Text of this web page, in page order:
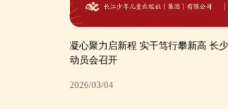
凝心聚力启新程 实干笃行攀新高 长
动员会召开
2026/03/04